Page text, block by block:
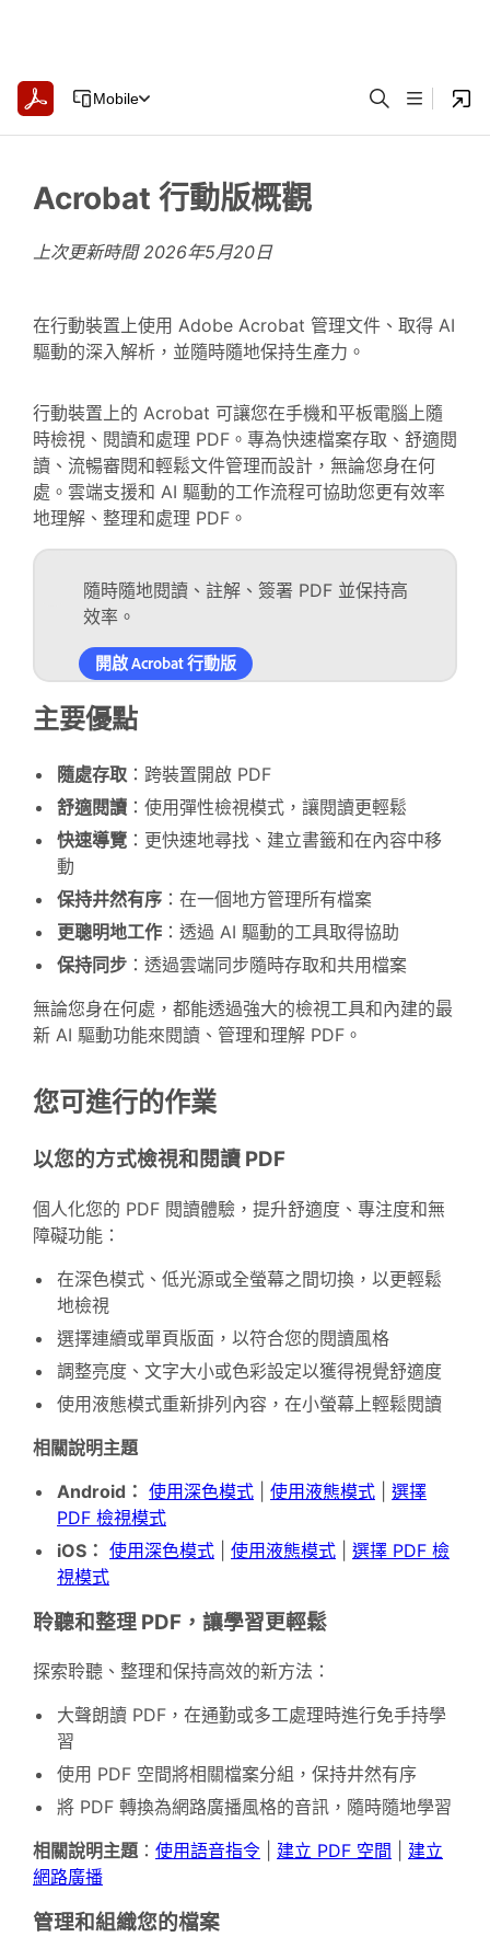
Mobile
Acrobat 行動版概觀
上次更新時間2026年5月20日
在行動裝置上使用 Adobe Acrobat 管理文件、取得 AI
驅動的深入解析，並隨時隨地保持生產力。
行動裝置上的 Acrobat 可讓您在手機和平板電腦上隨
時檢視、閱讀和處理 PDF。專為快速檔案存取、舒適閱
讀、流暢審閱和輕鬆文件管理而設計，無論您身在何
處。雲端支援和 AI 驅動的工作流程可協助您更有效率
地理解、整理和處理 PDF。
隨時隨地閱讀、註解、簽署 PDF 並保持高
效率。
開啟 Acrobat 行動版
主要優點
隨處存取 ：跨裝置開啟 PDF
舒適閱讀 ：使用彈性檢視模式，讓閱讀更輕鬆
快速導覽 ：更快速地尋找、建立書籤和在內容中移
動
保持井然有序 ：在一個地方管理所有檔案
更聰明地工作 ：透過 AI 驅動的工具取得協助
保持同步 ：透過雲端同步隨時存取和共用檔案
無論您身在何處，都能透過強大的檢視工具和內建的最
新 AI 驅動功能來閱讀、管理和理解 PDF。
您可進行的作業
以您的方式檢視和閱讀 PDF
個人化您的 PDF 閱讀體驗，提升舒適度、專注度和無
障礙功能：
在深色模式、低光源或全螢幕之間切換，以更輕鬆
地檢視
選擇連續或單頁版面，以符合您的閱讀風格
調整亮度、文字大小或色彩設定以獲得視覺舒適度
使用液態模式重新排列內容，在小螢幕上輕鬆閱讀
相關說明主題
Android： 使用深色模式 使用液態模式
選擇
PDF 檢視模式
iOS： 使用深色模式 使用液態模式
選擇 PDF 檢
視模式
聆聽和整理 PDF，讓學習更輕鬆
探索聆聽、整理和保持高效的新方法：
大聲朗讀 PDF，在通勤或多工處理時進行免手持學
習
使用 PDF 空間將相關檔案分組，保持井然有序
將 PDF 轉換為網路廣播風格的音訊，隨時隨地學習
相關說明主題： 使用語音指令 建立 PDF 空間
建立
網路廣播
管理和組織您的檔案